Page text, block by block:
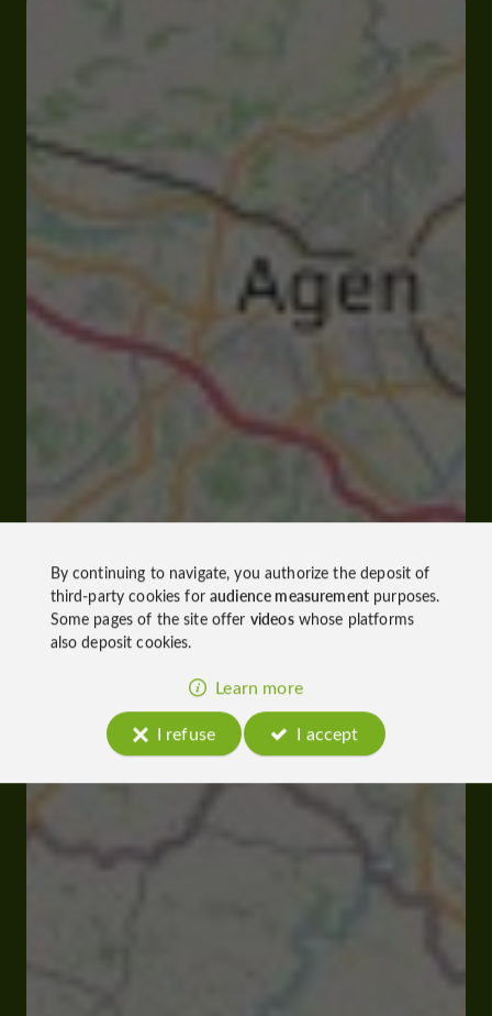
By continuing to navigate, you authorize the deposit of
third-party cookies foraudience measurementpurposes.
Some pages of the site offer videoswhose platforms
also deposit cookies.
Learn more
I refuse
I accept